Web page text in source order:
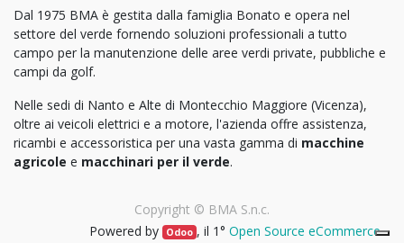
Dal 1975 BMA è gestita dalla famiglia Bonato e opera nel
settore del verde fornendo soluzioni professionali a tutto
campo per la manutenzione delle aree verdi private, pubbliche e
campi da golf.
Nelle sedi di Nanto e Alte di Montecchio Maggiore (Vicenza),
oltre ai veicoli elettrici e a motore, l'azienda offre assistenza,
ricambi e accessoristica per una vasta gamma di macchine
agricole e macchinari per il verde.
Copyright © BMA S.n.c.
Powered by
Odoo , il 1° Open Source eCommerce.